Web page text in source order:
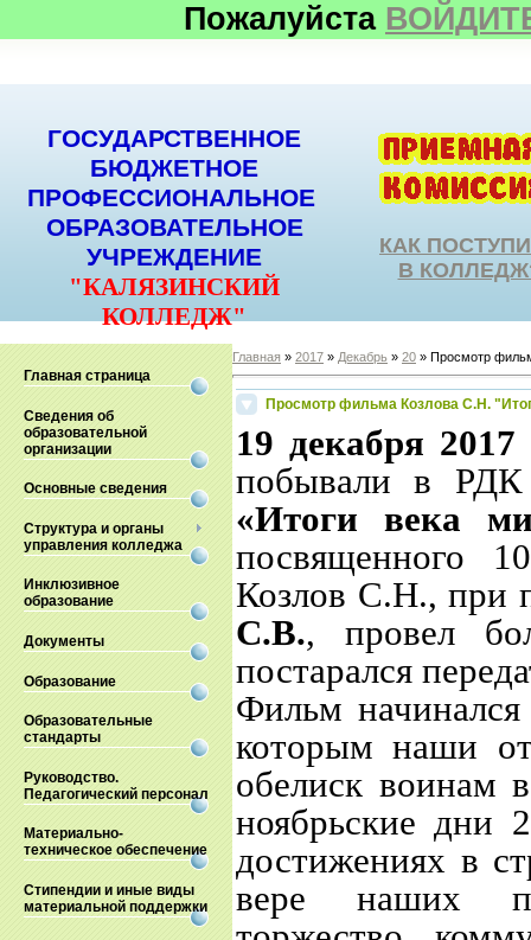
Пожалуйста
ГОСУДАРСТВЕННОЕ
БЮДЖЕТНОЕ
ПРОФЕССИОНАЛЬНОЕ
ОБРАЗОВАТЕЛЬНОЕ
УЧРЕЖДЕНИЕ
"КАЛЯЗИНСКИЙ
КОЛЛЕДЖ"
КАК
В
Главная страница
Сведения об
образовательной
организации
Основные сведения
Структура и органы
управления колледжа
Инклюзивное
образование
Документы
Образование
Образовательные
стандарты
Руководство.
Педагогический персонал
Материально-
техническое обеспечение
Стипендии и иные виды
материальной поддержки
Главная » 2017 » Декабрь » 20 » Просмотр
Просмотр фильма Козлова С.Н.
19 декабря 2017
побывали в
«Итоги века
посвященного
Козлов С.Н., при
С.В., провел
постарался
Фильм
которым наши
обелиск воинам
ноябрьские дни
достижениях в
вере наших